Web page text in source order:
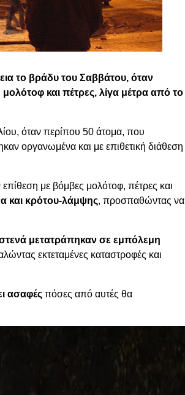
το βράδυ του Σαββάτου, όταν
και πέτρες, λίγα μέτρα από το
όταν περίπου 50 άτομα, που
οργανωμένα και με επιθετική διάθεση
με βόμβες μολότοφ, πέτρες και
και κρότου-λάμψης, προσπαθώντας να
μετατράπηκαν σε εμπόλεμη
εκτεταμένες καταστροφές και
ασαφές πόσες από αυτές θα